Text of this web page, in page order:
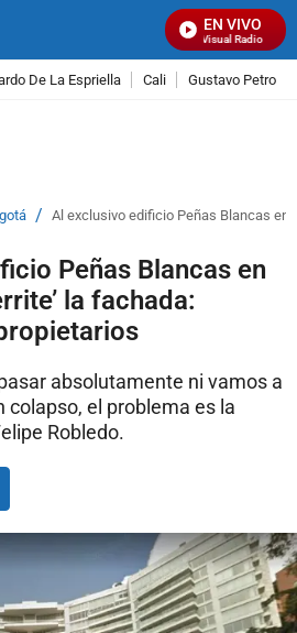
EN VIVO
Señal Visual Radio
De La Espriella Cali Gustavo Petro
/ Al exclusivo edificio Peñas Blancas en
Peñas Blancas en
la fachada:
absolutamente ni vamos a
colapso, el problema es la
Robledo.